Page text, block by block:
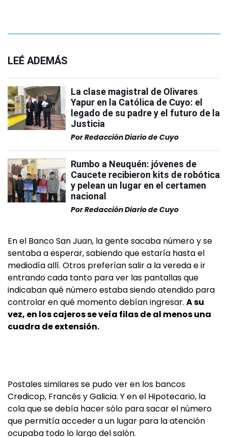
LEÉ ADEMÁS
La clase magistral de Olivares
Yapur en la Católica de Cuyo: el
legado de su padre y el futuro de la
Justicia
PorRedacción Diario de Cuyo
Rumbo a Neuquén: jóvenes de
Caucete recibieron kits de robótica
y pelean un lugar en el certamen
nacional
PorRedacción Diario de Cuyo
En el Banco San Juan, la gente sacaba número y se
sentaba a esperar, sabiendo que estaría hasta el
mediodía allí. Otros preferían salir a la vereda e ir
entrando cada tanto para ver las pantallas que
indicaban qué número estaba siendo atendido para
controlar en qué momento debían ingresar. A su
vez, en los cajeros se veía filas de al menos una
cuadra de extensión.
Postales similares se pudo ver en los bancos
Credicop, Francés y Galicia. Y en el Hipotecario, la
cola que se debía hacer sólo para sacar el número
que permitía acceder a un lugar para la atención
ocupaba todo lo largo del salón.